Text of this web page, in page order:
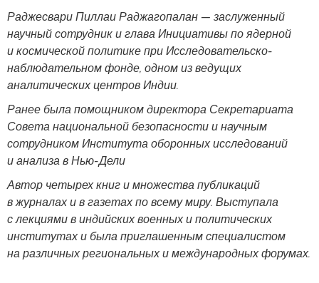
Раджесвари Пиллаи Раджагопалан — заслуженный
научный сотрудник и глава Инициативы по ядерной
и космической политике при Исследовательско-
наблюдательном фонде, одном из ведущих
аналитических центров Индии.
Ранее была помощником директора Секретариата
Совета национальной безопасности и научным
сотрудником Института оборонных исследований
и анализа в Нью-Дели
Автор четырех книг и множества публикаций
в журналах и в газетах по всему миру. Выступала
с лекциями в индийских военных и политических
институтах и была приглашенным специалистом
на различных региональных и международных форумах.